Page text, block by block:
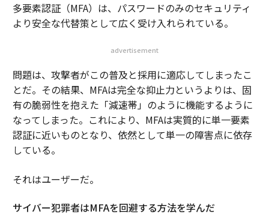
多要素認証（MFA）は、パスワードのみのセキュリティ
より安全な代替策として広く受け入れられている。
advertisement
問題は、攻撃者がこの普及と採用に適応してしまったこ
とだ。その結果、MFAは完全な抑止力というよりは、固
有の脆弱性を抱えた「減速帯」のように機能するように
なってしまった。これにより、MFAは実質的に単一要素
認証に近いものとなり、依然として単一の障害点に依存
している。
それはユーザーだ。
サイバー犯罪者はMFAを回避する方法を学んだ